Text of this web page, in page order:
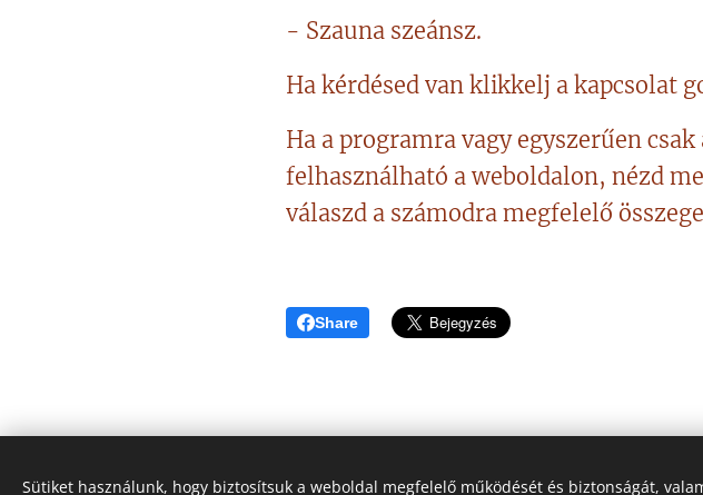
- Szauna szeánsz.
Ha kérdésed van klikkelj a kapcsolat
Ha a programra vagy egyszerűen
felhasználható a weboldalon, nézd
válaszd a számodra megfelelő
Share
Sütiket használunk, hogy biztosítsuk a weboldal megfelelő működését és biztonságát,